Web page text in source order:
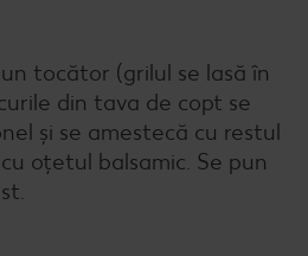
tocător (grilul se lasă în
din tava de copt se
și se amestecă cu restul
oțetul balsamic. Se pun